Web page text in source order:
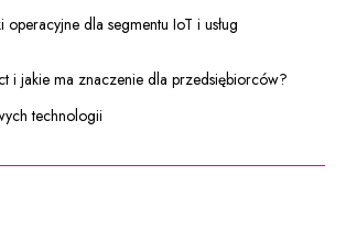
dla segmentu IoT i usług
i jakie ma znaczenie dla przedsiębiorców?
technologii